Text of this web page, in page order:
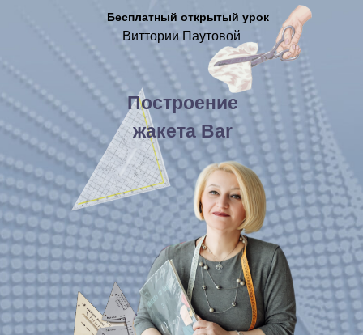
Виттории Паутовой
Бесплатный открытый урок
Построение
жакета Bar